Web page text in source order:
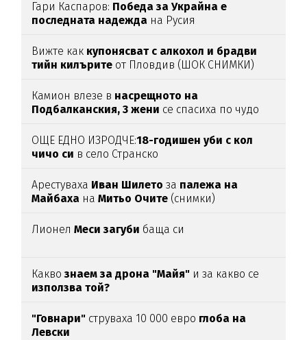
Гари Каспаров: Победа за Украйна е
последната надежда на Русия
Вижте как купонясват с алкохол и брадви
тийн килърите от Пловдив (ШОК СНИМКИ)
Камион влезе в насрещното на
Подбалканския, 3 жени се спасиха по чудо
ОЩЕ ЕДНО ИЗРОДЧЕ:18-годишен уби с кол
чичо си в село Странско
Арестуваха Иван Шилетоза палежа на
Майбаха наМитьо Очите (снимки)
Лионел Меси загуби баща си
Каквознаем за дрона "Майя" и за какво се
използва той?
"Говнари" струваха 10 000 евро глоба на
Левски